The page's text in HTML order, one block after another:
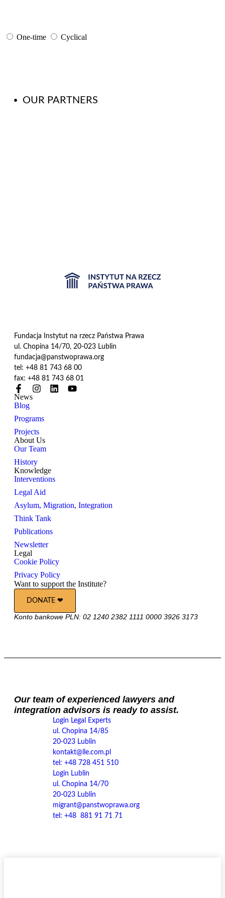
One-time Cyclical
OUR PARTNERS
Fundacja Instytut na rzecz Państwa Prawa
ul. Chopina 14/70, 20-023 Lublin
fundacja@panstwoprawa.org
tel: +48 81 743 68 00
fax: +48 81 743 68 01
News
Blog
Programs
Projects
About Us
Our Team
History
Knowledge
Interventions
Legal Aid
Asylum, Migration, Integration
Think Tank
Publications
Newsletter
Legal
Cookie Policy
Privacy Policy
Want to support the Institute?
DONATE ❤︎
Konto bankowe PLN: 02 1240 2382 1111 0000 3926 3173
Our team of experienced lawyers and
integration advisors is ready to assist.
Login Legal Experts
ul. Chopina 14/85
20-023 Lublin
kontakt@lle.com.pl
tel: +48 728 451 510
Login Lublin
ul. Chopina 14/70
20-023 Lublin
migrant@panstwoprawa.org
tel: +48 881 91 71 71